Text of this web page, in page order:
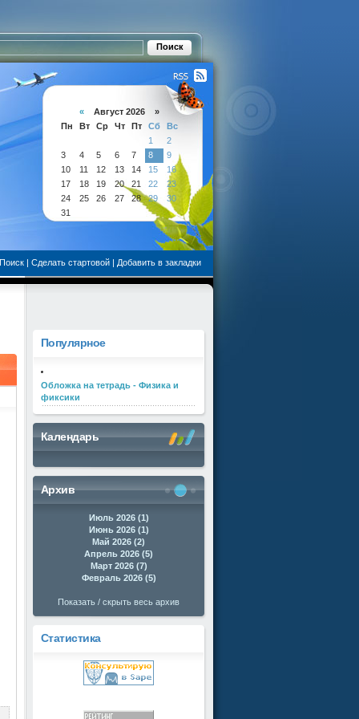
« Август 2026 »
Пн
Вт Ср Чт Пт Сб
Вс
1
2
3
4 5 6 7 8
9
10
11 12 13 14 15
16
17
18 19 20 21 22
23
24
25 26 27 28 29
30
31
Поиск | Сделать стартовой | Добавить в закладки
Популярное
Обложка на тетрадь - Физика и
фиксики
Календарь
Архив
Июль 2026 (1)
Июнь 2026 (1)
Май 2026 (2)
Апрель 2026 (5)
Март 2026 (7)
Февраль 2026 (5)
Показать / скрыть весь архив
Статистика